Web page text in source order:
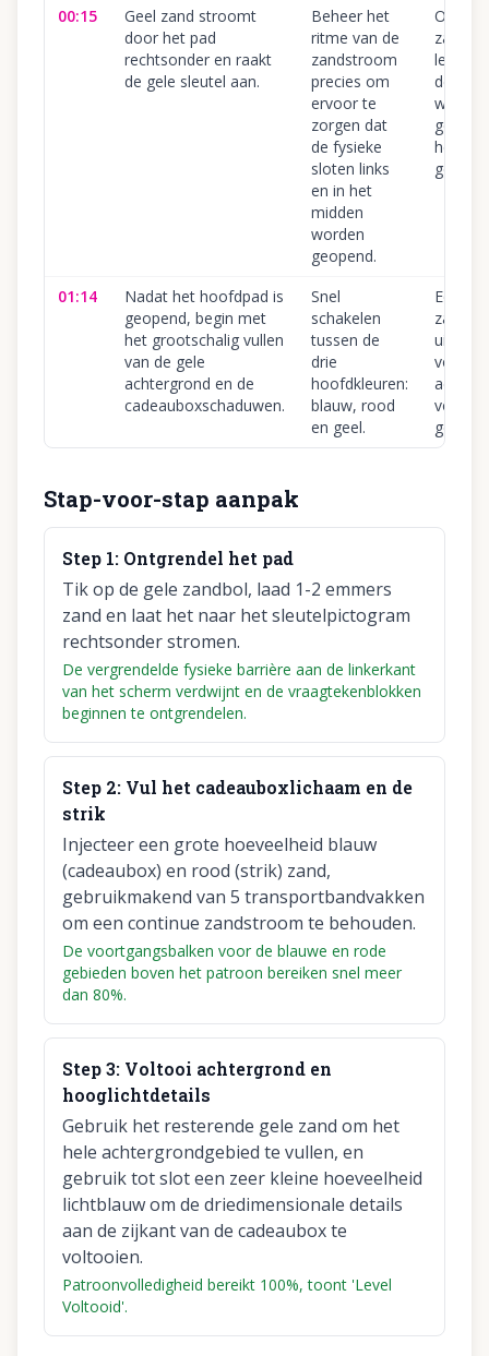
00:15
Geel zand stroomt
door het pad
rechtsonder en raakt
de gele sleutel aan.
Beheer het
ritme van de
zandstroom
precies om
ervoor te
zorgen dat
de fysieke
sloten links
en in het
midden
worden
geopend.
leidt
de
wordt
het pad
01:14
Nadat het hoofdpad is
geopend, begin met
het grootschalig vullen
van de gele
achtergrond en de
cadeauboxschaduwen.
Snel
schakelen
tussen de
drie
hoofdkleuren:
blauw, rood
en geel.
Een
gevuld.
Stap-voor-stap aanpak
Step 1: Ontgrendel het pad
Tik op de gele zandbol, laad 1-2 emmers
zand en laat het naar het sleutelpictogram
rechtsonder stromen.
De vergrendelde fysieke barrière aan de linkerkant
van het scherm verdwijnt en de vraagtekenblokken
beginnen te ontgrendelen.
Step 2: Vul het cadeauboxlichaam en de
strik
Injecteer een grote hoeveelheid blauw
(cadeaubox) en rood (strik) zand,
gebruikmakend van 5 transportbandvakken
om een continue zandstroom te behouden.
De voortgangsbalken voor de blauwe en rode
gebieden boven het patroon bereiken snel meer
dan 80%.
Step3: Voltooi achtergrond en
hooglichtdetails
Gebruik het resterende gele zand om het
hele achtergrondgebied te vullen, en
gebruik tot slot een zeer kleine hoeveelheid
lichtblauw om de driedimensionale details
aan de zijkant van de cadeaubox te
voltooien.
Patroonvolledigheid bereikt 100%, toont 'Level
Voltooid'.